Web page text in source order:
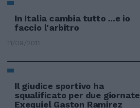
In Italia cambia tutto ...e io
faccio l'arbitro
11/09/2011
Il giudice sportivo ha
squalificato per due giornate
Exequiel Gaston Ramirez